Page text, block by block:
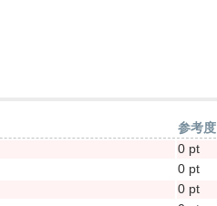
参考度
0 pt
0 pt
0 pt